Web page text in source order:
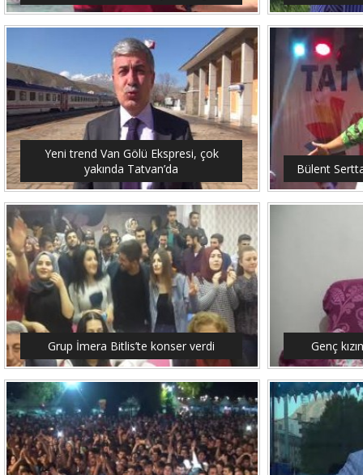
Yeni trend Van Gölü Ekspresi, çok
yakında Tatvan’da
Bülent
Grup İmera Bitlis’te konser verdi Genç